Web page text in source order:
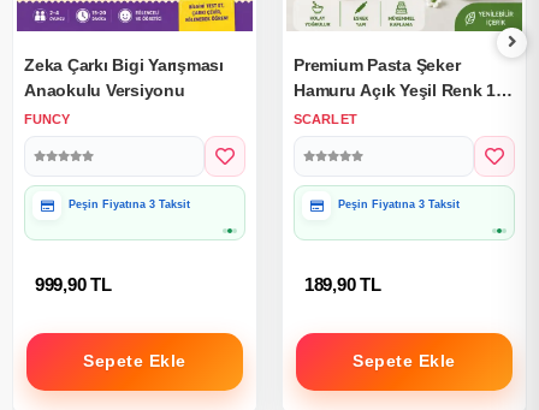
Zeka Çarkı Bigi Yarışması
Anaokulu Versiyonu
FUNCY
Peşin Fiyatına 3 Taksit
999,90 TL
Sepete Ekle
Premium Pasta Şeker
Hamuru Açık Yeşil Renk 1
Kg.
SCARLET
Peşin Fiyatına 3 Taksit
189,90 TL
Sepete Ekle